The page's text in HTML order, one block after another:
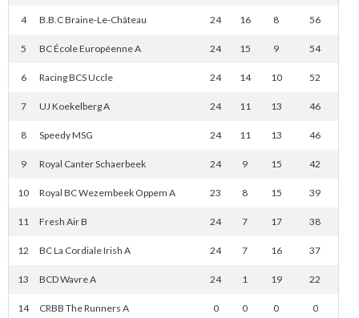
4 B.B.C Braine-Le-Château 24 16 8 56
5 BC École Européenne A 24 15 9 54
6 Racing BCS Uccle 24 14 10 52
7 UJ Koekelberg A 24 11 13 46
8 Speedy MSG 24 11 13 46
9 Royal Canter Schaerbeek 24 9 15 42
10 Royal BC Wezembeek Oppem A 23 8 15 39
11 Fresh Air B 24 7 17 38
12 BC La Cordiale Irish A 24 7 16 37
13 BCD Wavre A 24 1 19 22
14 CRBB The Runners A 0 0 0 0